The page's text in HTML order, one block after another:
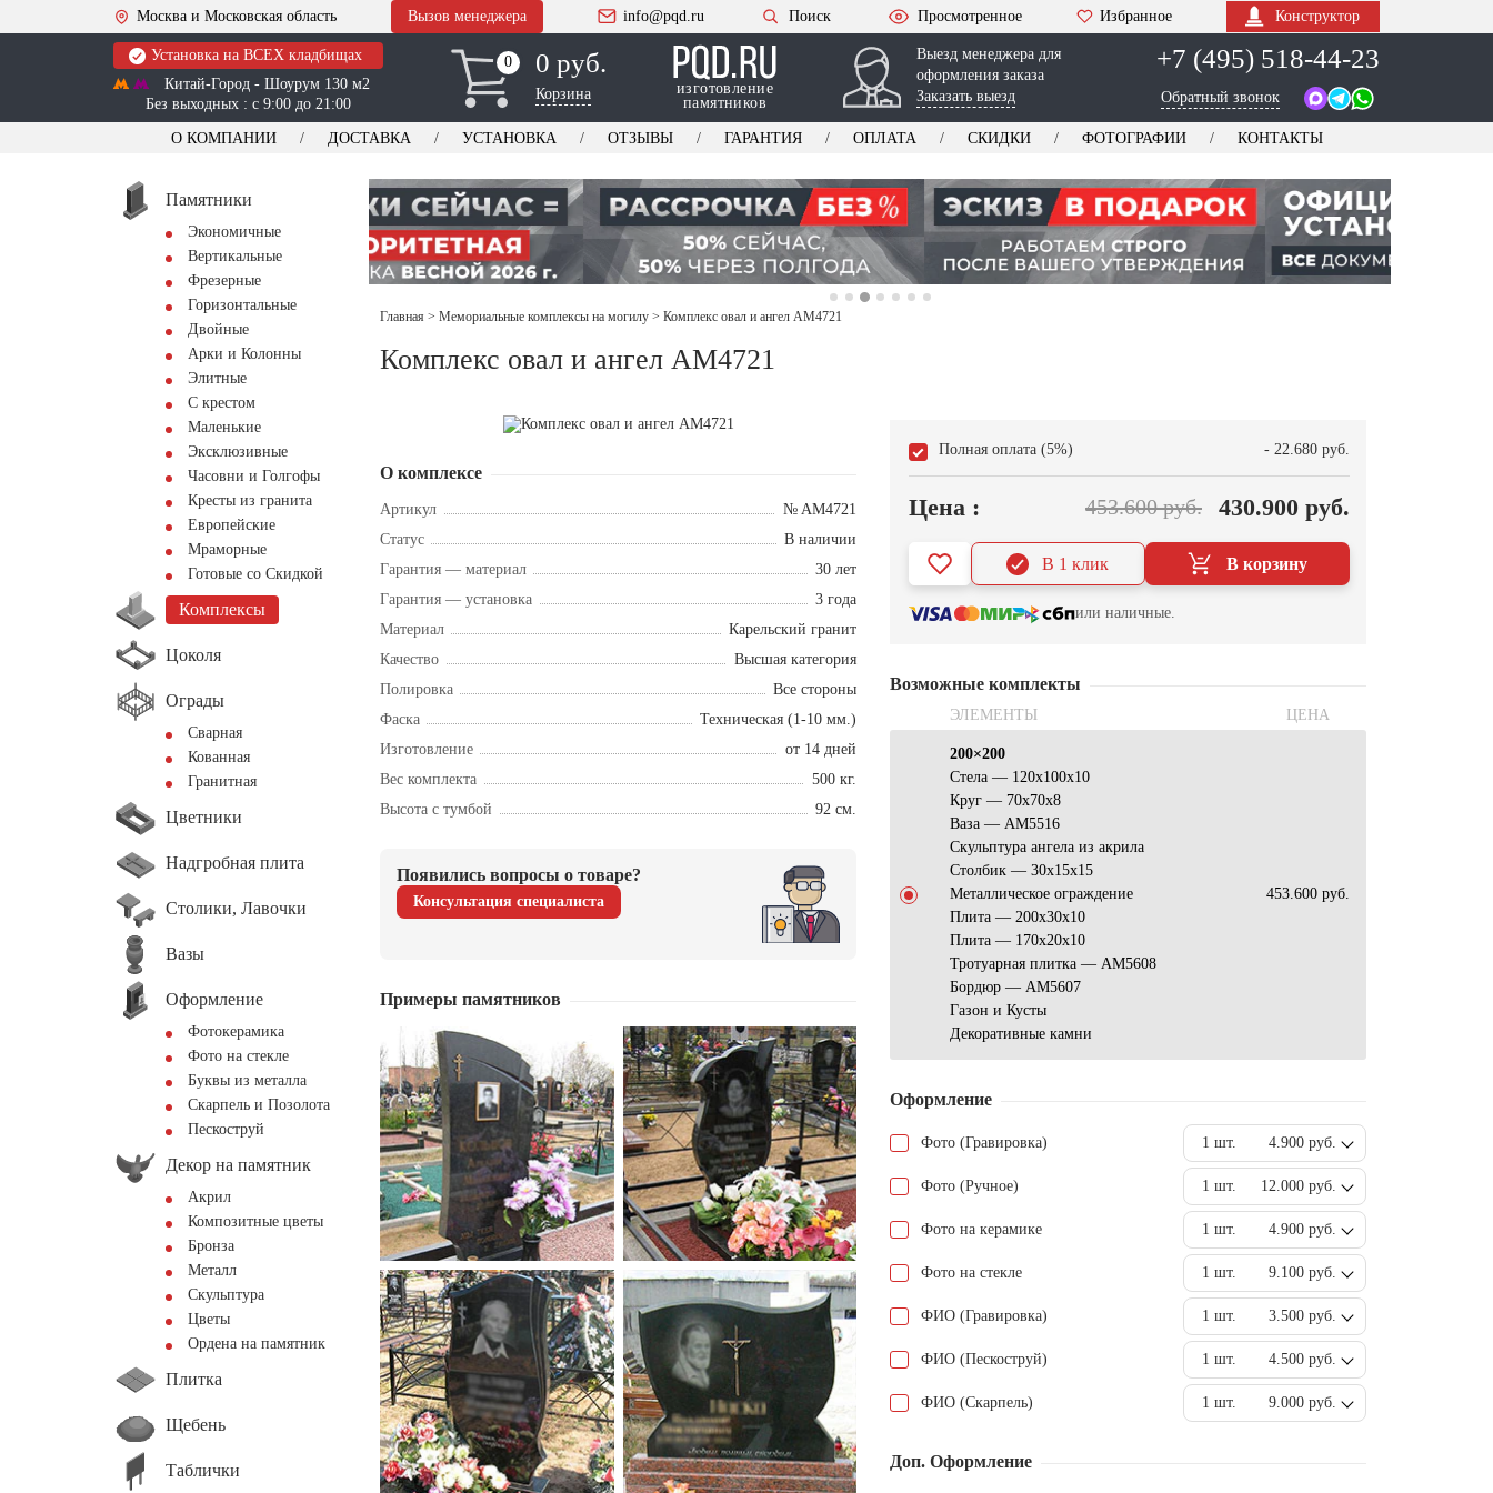
Москва и Московская область Вызов менеджера info@pqd.ru Поиск Просмотренное Избранное Конструктор
Установка на ВСЕХ кладбищах
Китай-Город - Шоурум 130 м2
Без выходных : с 9:00 до 21:00
0
0 0 руб.
Корзина
изготовление
памятников
Выезд менеджера для
оформления заказа
Заказать выезд
+7 (495) 518-44-23
Обратный звонок
О КОМПАНИИ ДОСТАВКА УСТАНОВКА ОТЗЫВЫ ГАРАНТИЯ ОПЛАТА СКИДКИ ФОТОГРАФИИ КОНТАКТЫ
Памятники
Экономичные
Вертикальные
Фрезерные
Горизонтальные
Двойные
Арки и Колонны
Элитные
С крестом
Маленькие
Эксклюзивные
Часовни и Голгофы
Кресты из гранита
Европейские
Мраморные
Готовые со Скидкой
Комплексы
Цоколя
Ограды
Сварная
Кованная
Гранитная
Цветники
Надгробная плита
Столики, Лавочки
Вазы
Оформление
Фотокерамика
Фото на стекле
Буквы из металла
Скарпель и Позолота
Пескоструй
Декор на памятник
Акрил
Композитные цветы
Бронза
Металл
Скульптура
Цветы
Ордена на памятник
Плитка
Щебень
Таблички
Главная > Мемориальные комплексы на могилу > Комплекс овал и ангел AM4721
Комплекс овал и ангел AM4721
О комплексе
Артикул
№ AM4721
Статус
В наличии
Гарантия — материал
30 лет
Гарантия — установка
3 года
Материал
Карельский гранит
Качество
Высшая категория
Полировка
Все стороны
Фаска
Техническая (1-10 мм.)
Изготовление
от 14 дней
Вес комплекта
500 кг.
Высота с тумбой
92 см.
Появились вопросы о товаре?
Консультация специалиста
Примеры памятников
Полная оплата (5%) - 22.680 руб.
Цена : 453.600 руб. 430.900 руб.
В корзину
В 1 клик
или наличные.
Возможные комплекты
ЭЛЕМЕНТЫ ЦЕНА
200×200
Стела — 120х100х10
Круг — 70х70х8
Ваза — АМ5516
Скульптура ангела из акрила
Столбик — 30х15х15
Металлическое ограждение
Плита — 200х30х10
Плита — 170х20х10
Тротуарная плитка — АМ5608
Бордюр — АМ5607
Газон и Кусты
Декоративные камни
453.600 руб.
Оформление
Фото (Гравировка) 1 шт. 4.900 руб.
Фото (Ручное) 1 шт. 12.000 руб.
Фото на керамике 1 шт. 4.900 руб.
Фото на стекле 1 шт. 9.100 руб.
ФИО (Гравировка) 1 шт. 3.500 руб.
ФИО (Пескоструй) 1 шт. 4.500 руб.
ФИО (Скарпель) 1 шт. 9.000 руб.
Доп. Оформление